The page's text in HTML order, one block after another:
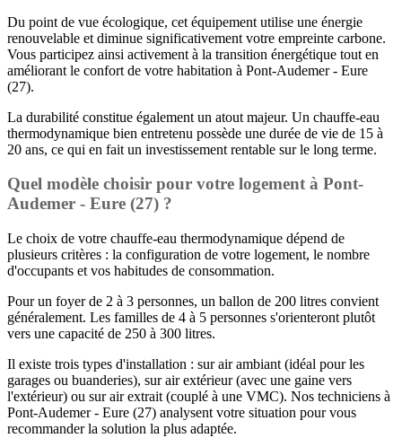
Du point de vue écologique, cet équipement utilise une énergie
renouvelable et diminue significativement votre empreinte carbone.
Vous participez ainsi activement à la transition énergétique tout en
améliorant le confort de votre habitation à Pont-Audemer - Eure
(27).
La durabilité constitue également un atout majeur. Un chauffe-eau
thermodynamique bien entretenu possède une durée de vie de 15 à
20 ans, ce qui en fait un investissement rentable sur le long terme.
Quel modèle choisir pour votre logement à Pont-
Audemer - Eure (27) ?
Le choix de votre chauffe-eau thermodynamique dépend de
plusieurs critères : la configuration de votre logement, le nombre
d'occupants et vos habitudes de consommation.
Pour un foyer de 2 à 3 personnes, un ballon de 200 litres convient
généralement. Les familles de 4 à 5 personnes s'orienteront plutôt
vers une capacité de 250 à 300 litres.
Il existe trois types d'installation : sur air ambiant (idéal pour les
garages ou buanderies), sur air extérieur (avec une gaine vers
l'extérieur) ou sur air extrait (couplé à une VMC). Nos techniciens à
Pont-Audemer - Eure (27) analysent votre situation pour vous
recommander la solution la plus adaptée.